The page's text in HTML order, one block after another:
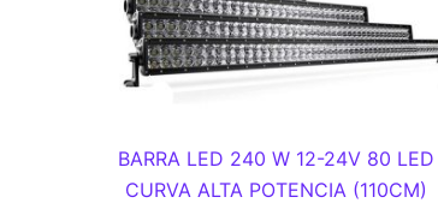
BARRA LED 240 W 12-24V 80 LED
CURVA ALTA POTENCIA (110CM)